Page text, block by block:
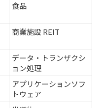
食品
商業施設 REIT
データ・トランザクシ
ョン処理
アプリケーションソフ
トウェア